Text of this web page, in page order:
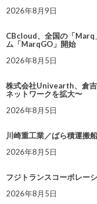
2026年8月9日
CBcloud、全国の「Marq
ム「MarqGO」開始
2026年8月5日
株式会社Univearth、倉
ネットワークを拡大〜
2026年8月5日
川崎重工業／ばら積運搬
2026年8月5日
フジトランスコーポレー
2026年8月5日